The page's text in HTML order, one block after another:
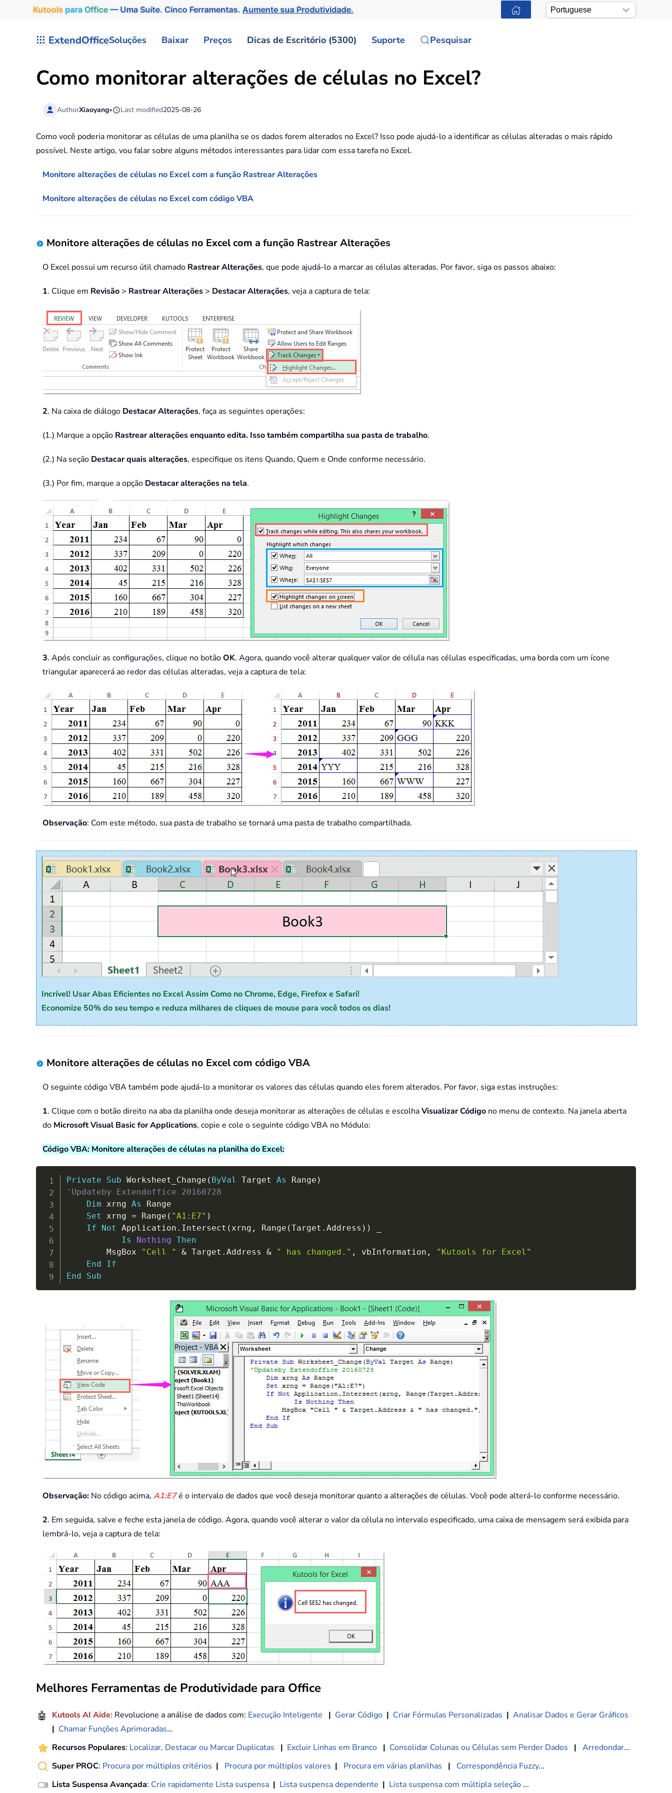
Kutools para Office— Uma Suíte. Cinco Ferramentas.Aumente sua Produtividade.
ExtendOfficeSoluções Baixar Preços Dicas de Escritório (5300) Suporte Pesquisar
Como monitorar alterações de células no Excel?
AuthorXiaoyang• Last modified2025-08-26
Como você poderia monitorar as células de uma planilha se os dados forem alterados no Excel? Isso pode ajudá-lo a identificar as células alteradas o mais rápido
possível. Neste artigo, vou falar sobre alguns métodos interessantes para lidar com essa tarefa no Excel.
Monitore alterações de células no Excel com a função Rastrear Alterações
Monitore alterações de células no Excel com código VBA
Monitore alterações de células no Excel com a função Rastrear Alterações
O Excel possui um recurso útil chamado Rastrear Alterações, que pode ajudá-lo a marcar as células alteradas. Por favor, siga os passos abaixo:
1. Clique em Revisão > Rastrear Alterações > Destacar Alterações, veja a captura de tela:
2. Na caixa de diálogo Destacar Alterações, faça as seguintes operações:
(1.) Marque a opção Rastrear alterações enquanto edita. Isso também compartilha sua pasta de trabalho.
(2.) Na seção Destacar quais alterações, especifique os itens Quando, Quem e Onde conforme necessário.
(3.) Por fim, marque a opção Destacar alterações na tela.
3. Após concluir as configurações, clique no botãoOK. Agora, quando você alterar qualquer valor de célula nas células especificadas, uma borda com um ícone
triangular aparecerá ao redor das células alteradas, veja a captura de tela:
Observação: Com este método, sua pasta de trabalho se tornará uma pasta de trabalho compartilhada.
Incrível! Usar Abas Eficientes no Excel Assim Como no Chrome, Edge, Firefox e Safari!
Economize 50% do seu tempo e reduza milhares de cliques de mouse para você todos os dias!
Monitore alterações de células no Excel com código VBA
O seguinte código VBA também pode ajudá-lo a monitorar os valores das células quando eles forem alterados. Por favor, siga estas instruções:
1. Clique com o botão direito na aba da planilha onde deseja monitorar as alterações de células e escolhaVisualizar Código no menu de contexto. Na janela aberta
do Microsoft Visual Basic for Applications, copie e cole o seguinte código VBA no Módulo:
Código VBA: Monitore alterações de células na planilha do Excel:
Private Sub Worksheet_Change ( ByVal Target As Range )
'Updateby Extendoffice 20160728
Dim xrng As Range
Set xrng = Range ( "A1:E7" )
If
Not Application . Intersect ( xrng , Range (Target . Address ) )
Is
Nothing Then
        MsgBox
"Cell " & Target . Address & " has changed." , vbInformation ,
"Kutools for Excel"
End
If
End
Sub
Observação: No código acima, A1:E7é o intervalo de dados que você deseja monitorar quanto a alterações de células. Você pode alterá-lo conforme necessário.
2. Em seguida, salve e feche esta janela de código. Agora, quando você alterar o valor da célula no intervalo especificado, uma caixa de mensagem será exibida para
lembrá-lo, veja a captura de tela:
Melhores Ferramentas de Produtividade para Office
🤖 Kutools AI Aide: Revolucione a análise de dados com: Execução Inteligente | Gerar Código | Criar Fórmulas Personalizadas | Analisar Dados e Gerar Gráficos
| Chamar Funções Aprimoradas…
Recursos Populares: Localizar, Destacar ou Marcar Duplicatas | Excluir Linhas em Branco | Consolidar Colunas ou Células sem Perder Dados | Arredondar...
Super PROC: Procura por múltiplos critérios | Procura por múltiplos valores | Procura em várias planilhas | Correspondência Fuzzy...
Lista Suspensa Avançada: Crie rapidamente Lista suspensa | Lista suspensa dependente | Lista suspensa com múltipla seleção ...